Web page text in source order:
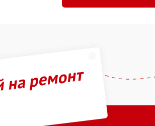
ремонт